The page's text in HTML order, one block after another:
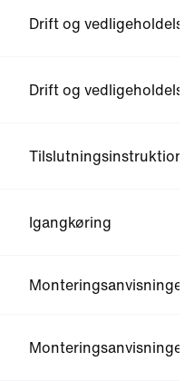
Drift og vedligeholdelse
Drift og vedligeholdelse
Igangkøring
Monteringsanvisninger
Monteringsanvisninger